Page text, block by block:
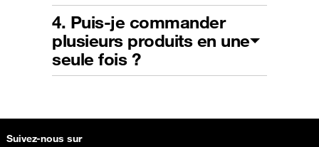
4. Puis-je commander
plusieurs produits en une
seule fois ?
Suivez-nous sur